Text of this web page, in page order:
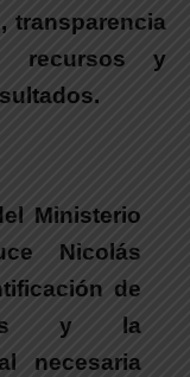
transparencia
recursos y
Ministerio
Nicolás
de
y la
necesaria